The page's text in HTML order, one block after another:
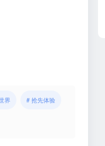
界 # 抢先体验